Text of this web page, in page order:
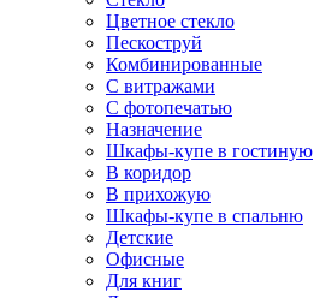
Цветное стекло
Пескоструй
Комбинированные
С витражами
С фотопечатью
Назначение
Шкафы-купе в гостиную
В коридор
В прихожую
Шкафы-купе в спальню
Детские
Офисные
Для книг